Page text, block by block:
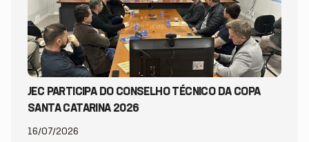
JEC PARTICIPA DO CONSELHO TÉCNICO DA COPA
SANTA CATARINA 2026
16/07/2026